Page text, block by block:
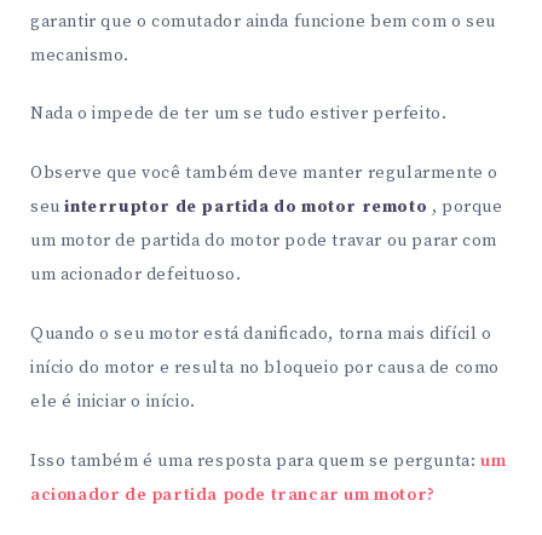
garantir que o comutador ainda funcione bem com o seu
mecanismo.
Nada o impede de ter um se tudo estiver perfeito.
Observe que você também deve manter regularmente o
seuinterruptor de partida do motor remoto , porque
um motor de partida do motor pode travar ou parar com
um acionador defeituoso.
Quando o seu motor está danificado, torna mais difícil o
início do motor e resulta no bloqueio por causa de como
ele é iniciar o início.
Isso também é uma resposta para quem se pergunta: um
acionador de partida pode trancar um motor?